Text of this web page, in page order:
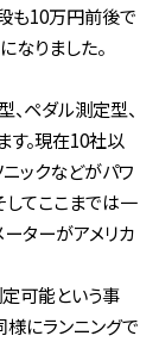
も10万円前後で
なりました。
ペダル測定型、
。現在10社以
ックなどがパワ
てここまでは一
ターがアメリカ
可能という事
様にランニングで